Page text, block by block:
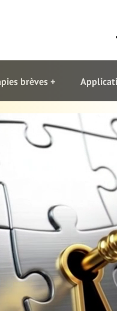
brèves